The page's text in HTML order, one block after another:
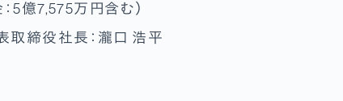
5億7,575万円含む）
締役社長：瀧口 浩平